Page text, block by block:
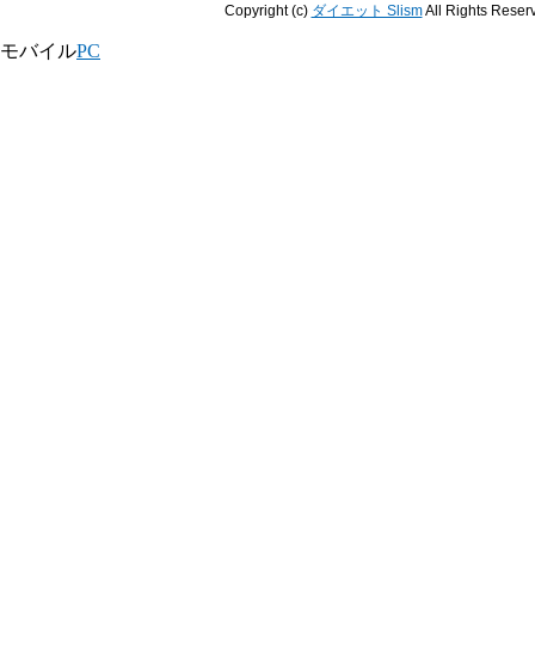
Copyright (c) ダイエット SlismAll Rights
モバイルPC